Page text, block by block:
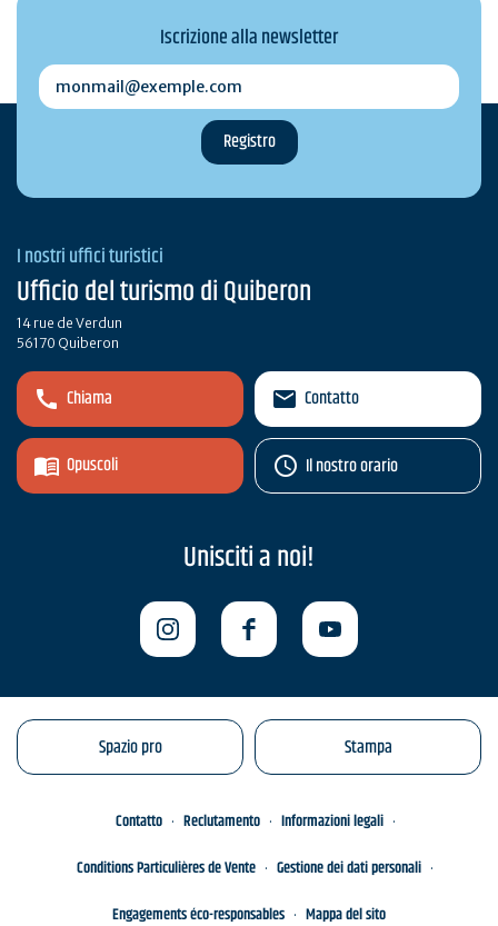
Iscrizione alla newsletter
monmail@exemple.com
I nostri uffici turistici
Ufficio del turismo di Quiberon
14 rue de Verdun
56170 Quiberon
Chiama
Opuscoli
Contatto
Il nostro orario
Unisciti a noi!
Spazio pro Stampa
Contatto Reclutamento
Informazioni legali
Conditions Particulières de Vente
Gestione dei dati personali
Engagements éco-responsables
Mappa del sito